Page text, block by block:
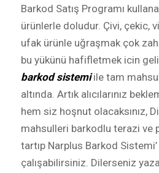
Barkod Satış Programı
ürünlerle doludur. Çivi, çekic,
ufak ürünle uğraşmak çok
bu yükünü hafifletmek icin
barkod sistemiile tam
altında. Artık alıcılarınız
hem siz hoşnut olacaksınız,
mahsulleri barkodlu terazi ve
tartıp Narplus Barkod
çalışabilirsiniz. Dilerseniz